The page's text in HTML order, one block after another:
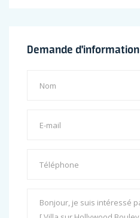
Demande d'information